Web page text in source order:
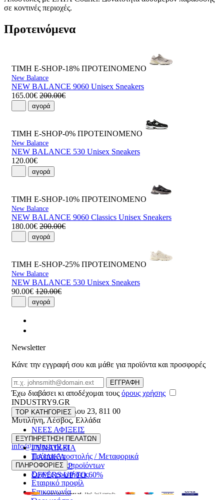
σε κοντινές περιοχές.
Προτεινόμενα
ΤΙΜΗ E-SHOP-18% ΠΡΟΤΕΙΝΟΜΕΝΟ
New Balance
NEW BALANCE 9060 Unisex Sneakers
165.00€ 200.00€
αγορά
ΤΙΜΗ E-SHOP-0% ΠΡΟΤΕΙΝΟΜΕΝΟ
New Balance
NEW BALANCE 530 Unisex Sneakers
120.00€
αγορά
ΤΙΜΗ E-SHOP-10% ΠΡΟΤΕΙΝΟΜΕΝΟ
New Balance
NEW BALANCE 9060 Classics Unisex Sneakers
180.00€ 200.00€
αγορά
ΤΙΜΗ E-SHOP-25% ΠΡΟΤΕΙΝΟΜΕΝΟ
New Balance
NEW BALANCE 530 Unisex Sneakers
90.00€ 120.00€
αγορά
Newsletter
Κάνε την εγγραφή σου και μάθε για προϊόντα και προσφορές
Email
ΕΓΓΡΑΦΗ
Έχω διαβάσει κι αποδέχομαι τους όρους χρήσης
INDUSTRY9.GR
Ελευθέριου Βενιζέλου 23, 811 00
Μυτιλήνη,Λέσβος,Ελλάδα
22510 55629
info@industry9.gr
TOP ΚΑΤΗΓΟΡΙΕΣ
ΝΕΕΣ ΑΦΙΞΕΙΣ
ΑΝΔΡΙΚΑ
ΓΥΝΑΙΚΕΙΑ
ΠΑΙΔΙΚΑ
ΑΞΕΣΟΥΑΡ
OFFERS UP TO 60%
ΕΞΥΠΗΡΕΤΗΣΗ ΠΕΛΑΤΩΝ
Τρόποι Αποστολής / Μεταφορικά
Επιστροφές προϊόντων
Συχνές ερωτήσεις
ΠΛΗΡΟΦΟΡΙΕΣ
Εταιρικό προφίλ
Επικοινωνία